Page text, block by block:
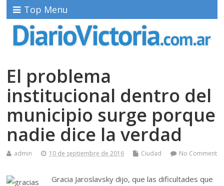
Top Menu
El problema
institucional dentro del
municipio surge porque
nadie dice la verdad
admin 10 de septiembre de 2016 Ciudad No Comment
Gracia Jaroslavsky dijo, que las dificultades que